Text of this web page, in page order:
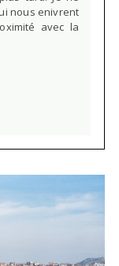
nous enivrent
avec la